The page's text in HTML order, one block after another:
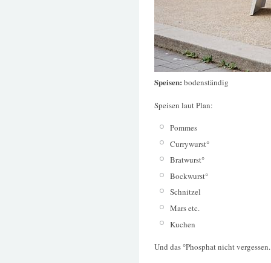
Speisen: bodenständig
Speisen laut Plan:
Pommes
Currywurst°
Bratwurst°
Bockwurst°
Schnitzel
Mars etc.
Kuchen
Und das °Phosphat nicht